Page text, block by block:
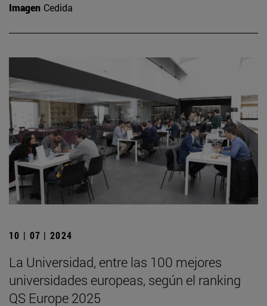
Imagen Cedida
10 | 07 | 2024
La Universidad, entre las 100 mejores
universidades europeas, según el ranking
QS Europe 2025